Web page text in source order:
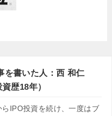
を書いた人：西 和仁
資歴18年）
らIPO投資を続け、一度はブ